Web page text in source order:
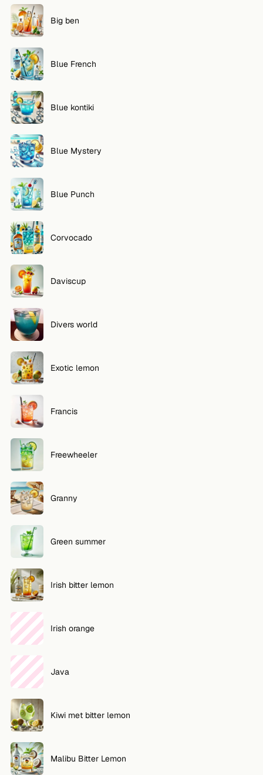
VOLG
Twitter
Facebook
RSS
Cocktail app
Big ben
Blue French
Blue kontiki
Blue Mystery
Blue Punch
Corvocado
Daviscup
Divers world
Exotic lemon
Francis
Freewheeler
Granny
Green summer
Irish bitter lemon
Irish orange
Java
Kiwi met bitter lemon
Malibu Bitter Lemon